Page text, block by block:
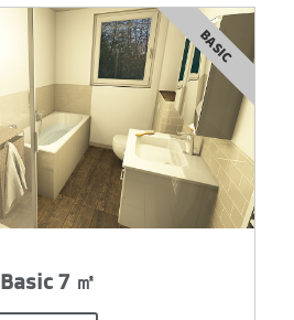
Basic 7 ㎡
BASIC